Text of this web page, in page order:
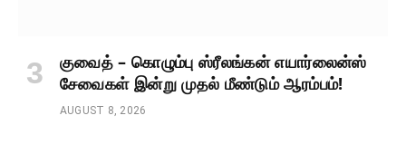
குவைத் – கொழும்பு ஸ்ரீலங்கன் எயார்லைன்ஸ்
சேவைகள் இன்று முதல் மீண்டும் ஆரம்பம்!
AUGUST 8, 2026